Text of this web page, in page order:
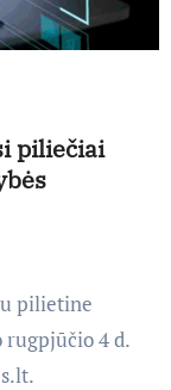
piliečiai
pilietine
4 d.